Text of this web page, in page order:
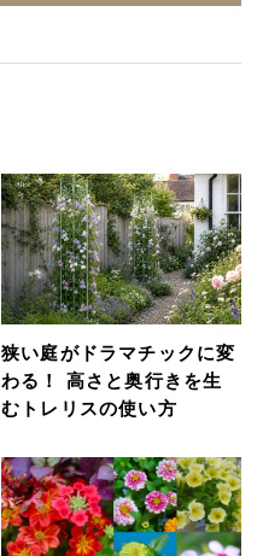
狭い庭がドラマチックに変
わる！ 高さと奥行きを生
むトレリスの使い方